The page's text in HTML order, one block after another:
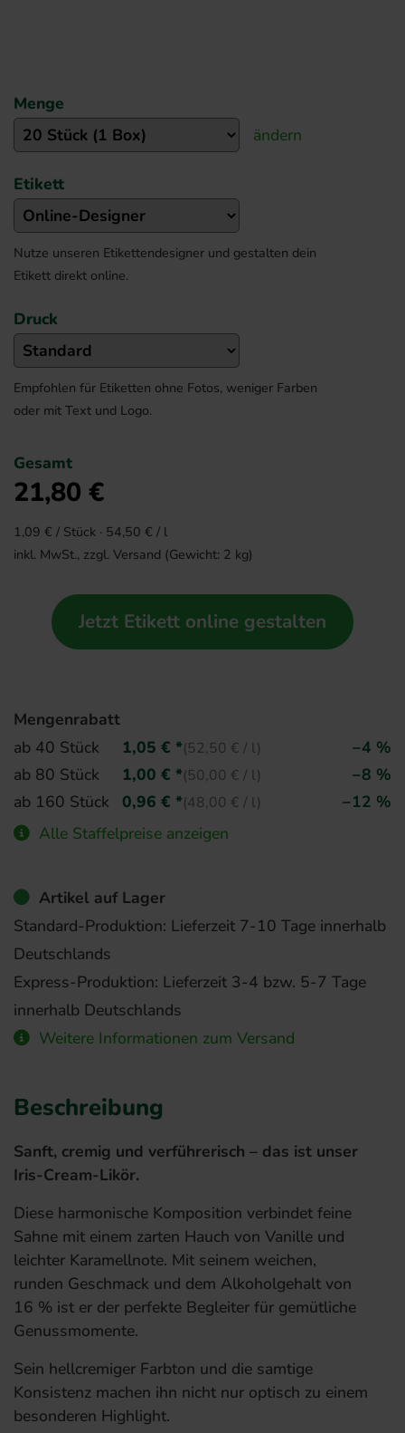
Menge
ändern
Etikett
Nutze unseren Etikettendesigner und gestalten dein
Etikett direkt online.
Druck
Empfohlen für Etiketten ohne Fotos, weniger Farben
oder mit Text und Logo.
Gesamt
21,80 €
1,09 € / Stück · 54,50 € / l
inkl. MwSt., zzgl. Versand (Gewicht: 2 kg)
Jetzt Etikett online gestalten
Mengenrabatt
ab 40 Stück
1,05 € *(52,50 € / l)
−4 %
ab 80 Stück
1,00 € *(50,00 € / l)
−8 %
ab 160 Stück
0,96 € *(48,00 € / l)
−12 %
Alle Staffelpreise anzeigen
Artikel auf Lager
Standard-Produktion: Lieferzeit 7-10 Tage innerhalb
Deutschlands
Express-Produktion: Lieferzeit 3-4 bzw. 5-7 Tage
innerhalb Deutschlands
Weitere Informationen zum Versand
Beschreibung
Sanft, cremig und verführerisch – das ist unser
Iris-Cream-Likör.
Diese harmonische Komposition verbindet feine
Sahne mit einem zarten Hauch von Vanille und
leichter Karamellnote. Mit seinem weichen,
runden Geschmack und dem Alkoholgehalt von
16 % ist er der perfekte Begleiter für gemütliche
Genussmomente.
Sein hellcremiger Farbton und die samtige
Konsistenz machen ihn nicht nur optisch zu einem
besonderen Highlight.